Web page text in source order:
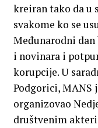
kreiran tako da
svakome ko se
Međunarodni
i novinara i
korupcije. U
Podgorici, MANS
organizovao
društvenim